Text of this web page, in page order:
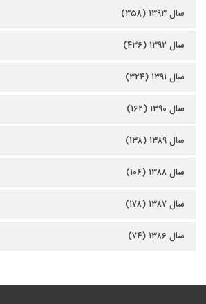
سال ۱۳۹۳ (۳۵۸)
سال ۱۳۹۲ (۴۳۶)
سال ۱۳۹۱ (۳۲۴)
سال ۱۳۹۰ (۱۶۲)
سال ۱۳۸۹ (۱۳۸)
سال ۱۳۸۸ (۱۰۶)
سال ۱۳۸۷ (۱۷۸)
سال ۱۳۸۶ (۷۴)